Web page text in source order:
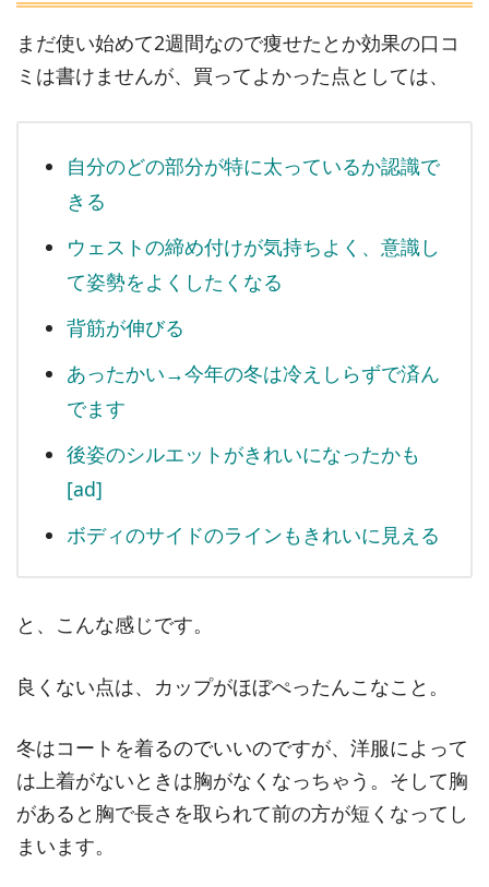
まだ使い始めて2週間なので痩せたとか効果の口コ
ミは書けませんが、買ってよかった点としては、
自分のどの部分が特に太っているか認識で
きる
ウェストの締め付けが気持ちよく、意識し
て姿勢をよくしたくなる
背筋が伸びる
あったかい→今年の冬は冷えしらずで済ん
でます
後姿のシルエットがきれいになったかも
[ad]
ボディのサイドのラインもきれいに見える
と、こんな感じです。
良くない点は、カップがほぼぺったんこなこと。
冬はコートを着るのでいいのですが、洋服によって
は上着がないときは胸がなくなっちゃう。そして胸
があると胸で長さを取られて前の方が短くなってし
まいます。